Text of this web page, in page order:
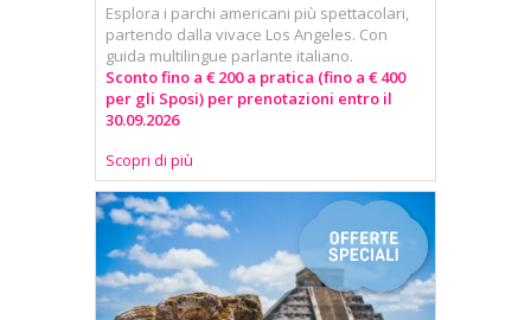
Esplora i parchi americani più spettacolari,
partendo dalla vivace Los Angeles. Con
guida multilingue parlante italiano.
Sconto fino a € 200 a pratica (fino a € 400
per gli Sposi) per prenotazioni entro il
30.09.2026
Scopri di più